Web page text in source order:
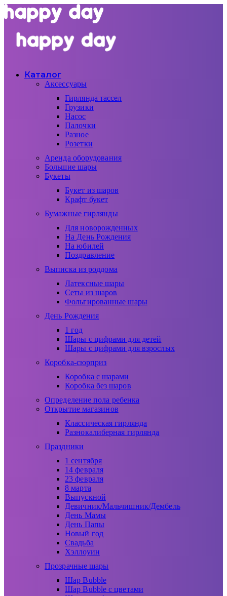
Каталог
Аксессуары
Гирлянда тассел
Грузики
Насос
Палочки
Разное
Розетки
Аренда оборудования
Большие шары
Букеты
Букет из шаров
Крафт букет
Бумажные гирлянды
Для новорожденных
На День Рождения
На юбилей
Поздравление
Выписка из роддома
Латексные шары
Сеты из шаров
Фольгированные шары
День Рождения
1 год
Шары с цифрами для детей
Шары с цифрами для взрослых
Коробка-сюрприз
Коробка с шарами
Коробка без шаров
Определение пола ребенка
Открытие магазинов
Классическая гирлянда
Разнокалиберная гирлянда
Праздники
1 сентября
14 февраля
23 февраля
8 марта
Выпускной
Девичник/Мальчишник/Дембель
День Мамы
День Папы
Новый год
Свадьба
Хэллоуин
Прозрачные шары
Шар Bubble
Шар Bubble с цветами